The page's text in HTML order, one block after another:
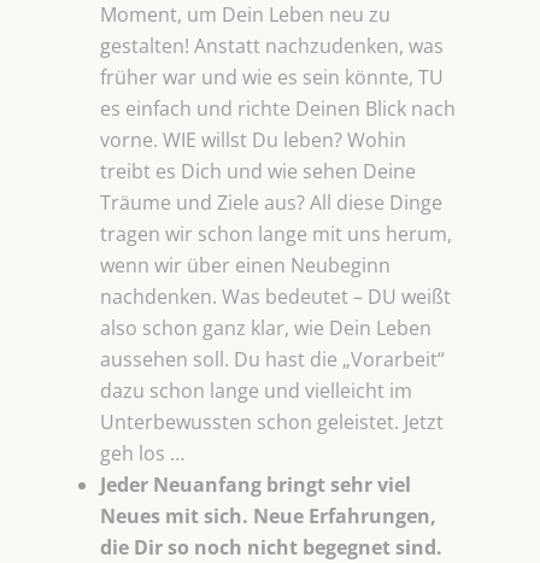
Moment, um Dein Leben neu zu
gestalten! Anstatt nachzudenken, was
früher war und wie es sein könnte, TU
es einfach und richte Deinen Blick nach
vorne. WIE willst Du leben? Wohin
treibt es Dich und wie sehen Deine
Träume und Ziele aus? All diese Dinge
tragen wir schon lange mit uns herum,
wenn wir über einen Neubeginn
nachdenken. Was bedeutet – DU weißt
also schon ganz klar, wie Dein Leben
aussehen soll. Du hast die „Vorarbeit“
dazu schon lange und vielleicht im
Unterbewussten schon geleistet. Jetzt
geh los …
Jeder Neuanfang bringt sehr viel
Neues mit sich. Neue Erfahrungen,
die Dir so noch nicht begegnet sind.